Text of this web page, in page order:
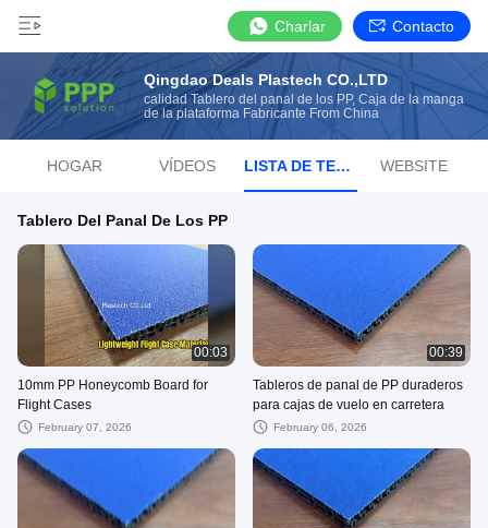
Charlar Contacto
Qingdao Deals Plastech CO.,LTD
calidad Tablero del panal de los PP, Caja de la manga
de la plataforma Fabricante From China
HOGAR VÍDEOS LISTA DE TEMAS WEBSITE
Tablero Del Panal De Los PP
00:03
10mm PP Honeycomb Board for
Flight Cases
February 07, 2026
00:39
Tableros de panal de PP duraderos
para cajas de vuelo en carretera
February 06, 2026